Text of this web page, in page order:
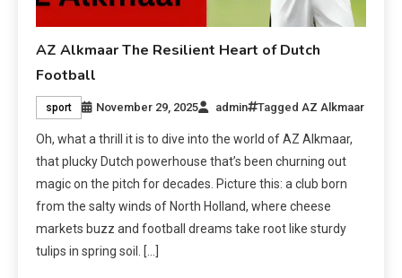
AZ Alkmaar The Resilient Heart of Dutch
Football
sport November 29, 2025 admin Tagged AZ Alkmaar
Oh, what a thrill it is to dive into the world of AZ Alkmaar,
that plucky Dutch powerhouse that’s been churning out
magic on the pitch for decades. Picture this: a club born
from the salty winds of North Holland, where cheese
markets buzz and football dreams take root like sturdy
tulips in spring soil. […]